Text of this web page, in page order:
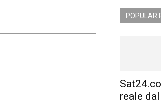
POPULAR
reale